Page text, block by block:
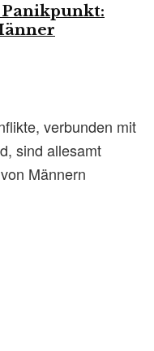
verbunden mit
sind allesamt
Männern